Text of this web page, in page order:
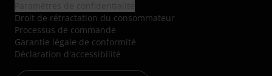
Droit de rétractation du consommateur
Processus de commande
Garantie légale de conformité
Déclaration d'accessibilité